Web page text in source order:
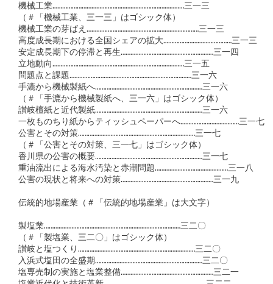
機械工業………………………………………………………………………三一三
（＃「機械工業、三一三」はゴシック体）
機械工業の芽ばえ……………………………………………………………三一三
高度成長期における全国シェアの拡大……………………………………三一三
安定成長期下の停滞と再生…………………………………………………三一四
立地動向………………………………………………………………………三一五
問題点と課題…………………………………………………………………三一六
手漉から機械製紙へ…………………………………………………………三一六
（＃「手漉から機械製紙へ、三一六」はゴシック体）
讃岐檀紙と近代製紙…………………………………………………………三一六
一枚ものちり紙からティッシュペーパーへ………………………………三一七
公害とその対策………………………………………………………………三一七
（＃「公害とその対策、三一七」はゴシック体）
香川県の公害の概要…………………………………………………………三一七
重油流出による海水汚染と赤潮問題………………………………………三一八
公害の現状と将来への対策…………………………………………………三一九
伝統的地場産業（＃「伝統的地場産業」は大文字）
製塩業…………………………………………………………………………三二〇
（＃「製塩業、三二〇」はゴシック体）
讃岐と塩つくり………………………………………………………………三二〇
入浜式塩田の全盛期…………………………………………………………三二〇
塩専売制の実施と塩業整備…………………………………………………三二一